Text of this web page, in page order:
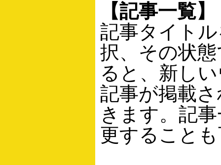
【記事一覧】
記事タイト
択、その状
ると、新し
記事が掲載
きます。記
更すること